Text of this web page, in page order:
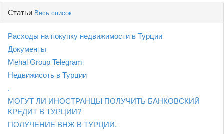
Статьи Весь список
Расходы на покупку недвижимости в Турции
Документы
Mehal Group Telegram
Недвижисоть в Турции
.
МОГУТ ЛИ ИНОСТРАНЦЫ ПОЛУЧИТЬ БАНКОВСКИЙ
КРЕДИТ В ТУРЦИИ?
ПОЛУЧЕНИЕ ВНЖ В ТУРЦИИ.